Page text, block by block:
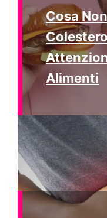
Cosa
Alimenti